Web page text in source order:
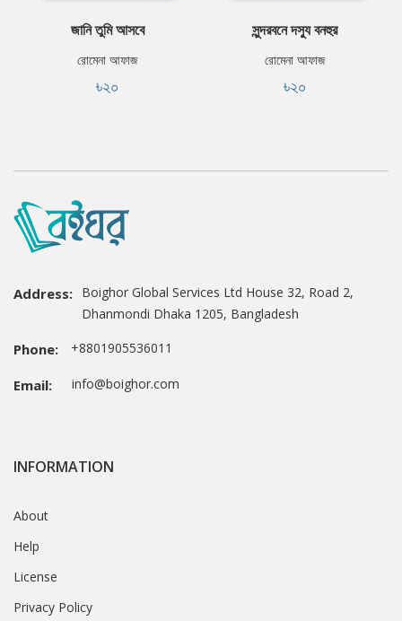
জানি তুমি আসবে
রোমেনা আফাজ
৳২০
সুন্দরবনে দস্যু বনহুর
রোমেনা আফাজ
৳২০
Address: Boighor Global Services Ltd House 32, Road 2,
Dhanmondi Dhaka 1205, Bangladesh
Phone: +8801905536011
Email: info@boighor.com
INFORMATION
About
Help
License
Privacy Policy